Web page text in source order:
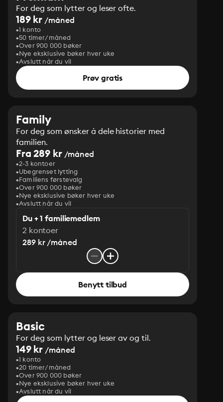
For deg som lytter og leser ofte.
189 kr /måned
1 konto
50 timer/måned
Over 900 000 bøker
Nye eksklusive bøker hver uke
Avslutt når du vil
Prøv gratis
Family
For deg som ønsker å dele historier med
familien.
Fra 289 kr/måned
2-3 kontoer
Ubegrenset lytting
Familiens førstevalg
Over 900 000 bøker
Nye eksklusive bøker hver uke
Avslutt når du vil
Du + 1 familiemedlem
2 kontoer
289 kr /måned
Benytt tilbud
Basic
For deg som lytter og leser av og til.
149 kr /måned
1 konto
20 timer/måned
Over 900 000 bøker
Nye eksklusive bøker hver uke
Avslutt når du vil